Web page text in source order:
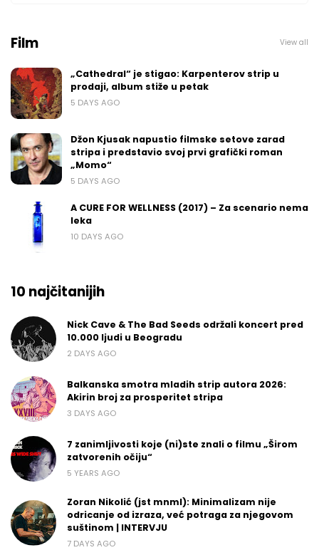
Film View all
„Cathedral“ je stigao: Karpenterov strip u
prodaji, album stiže u petak
5 DAYS AGO
Džon Kjusak napustio filmske setove zarad
stripa i predstavio svoj prvi grafički roman
„Momo“
5 DAYS AGO
A CURE FOR WELLNESS (2017) – Za scenario nema
leka
10 DAYS AGO
10 najčitanijih
Nick Cave & The Bad Seeds održali koncert pred
10.000 ljudi u Beogradu
2 DAYS AGO
Balkanska smotra mladih strip autora 2026:
Akirin broj za prosperitet stripa
3 DAYS AGO
7 zanimljivosti koje (ni)ste znali o filmu „Širom
zatvorenih očiju“
5 YEARS AGO
Zoran Nikolić (jst mnml): Minimalizam nije
odricanje od izraza, već potraga za njegovom
suštinom | INTERVJU
7 DAYS AGO